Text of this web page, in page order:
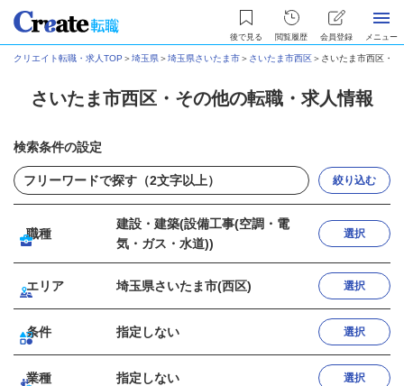
後で見る 閲覧履歴 会員登録 メニュー
クリエイト転職・求人TOP ＞埼玉県＞埼玉県さいたま市＞ さいたま市西区＞ さいたま市西区・
さいたま市西区・その他の転職・求人情報
検索条件の設定
絞り込む
職種
建設・建築(設備工事(空調・電
気・ガス・水道))
選択
エリア 埼玉県さいたま市(西区) 選択
条件 指定しない 選択
業種 指定しない 選択